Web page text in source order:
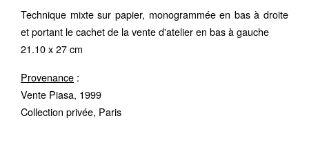
Technique mixte sur papier, monogrammée en bas à droite
et portant le cachet de la vente d'atelier en bas à gauche
21.10 x 27 cm
Provenance :
Vente Piasa, 1999
Collection privée, Paris